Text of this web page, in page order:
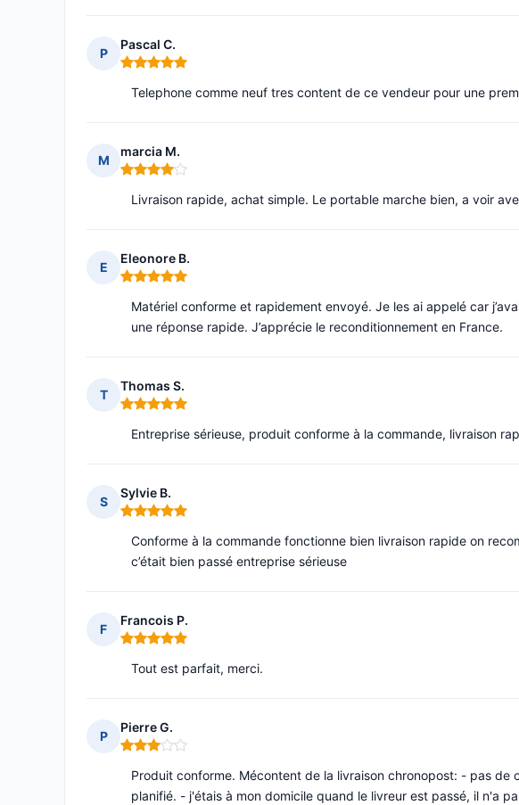
P
Pascal C.
Note : 5 sur 5
Telephone comme neuf tres content de ce vendeur pour une
M
marcia M.
Note : 4 sur 5
Livraison rapide, achat simple. Le portable marche bien, a voir
E
Eleonore B.
Note : 5 sur 5
Matériel conforme et rapidement envoyé. Je les ai appelé car
une réponse rapide. J’apprécie le reconditionnement en France.
T
Thomas S.
Note : 5 sur 5
Entreprise sérieuse, produit conforme à la commande, livraison
S
Sylvie B.
Note : 5 sur 5
Conforme à la commande fonctionne bien livraison rapide on
c’était bien passé entreprise sérieuse
F
Francois P.
Note : 5 sur 5
Tout est parfait, merci.
P
Pierre G.
Note : 3 sur 5
Produit conforme. Mécontent de la livraison chronopost: - pas de
planifié. - j'étais à mon domicile quand le livreur est passé, il n'a